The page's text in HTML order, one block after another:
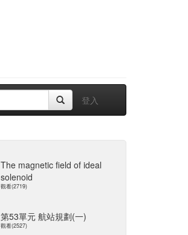
登入
The magnetic field of ideal
solenoid
觀看(2719)
第53單元 航站規劃(一)
觀看(2527)